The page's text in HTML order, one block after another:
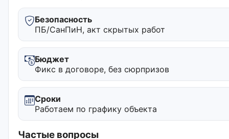
Безопасность
ПБ/СанПиН, акт скрытых работ
Бюджет
Фикс в договоре, без сюрпризов
Сроки
Работаем по графику объекта
Частые вопросы